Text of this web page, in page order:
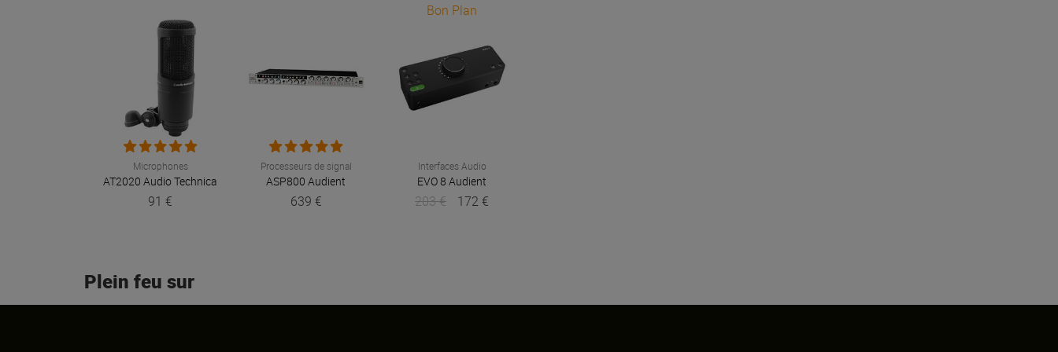
Microphones
AT2020 Audio Technica
91 €
Processeurs de signal
ASP800 Audient
639 €
Bon Plan
Interfaces Audio
EVO 8 Audient
203 € 172 €
Plein feu sur